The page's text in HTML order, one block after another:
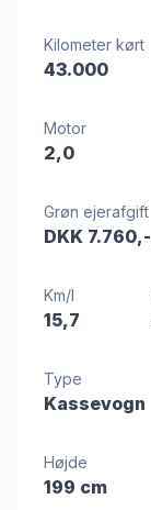
Kilometer kørt
43.000
Motor
2,0
Grøn ejerafgift
DKK 7.760,-
Km/l
15,7
Type
Kassevogn
Højde
199 cm